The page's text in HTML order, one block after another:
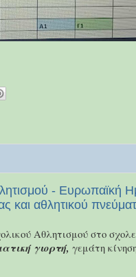
- Ευρωπαϊκή
και αθλητικού
Αθλητισμού στο
γιορτή, γεμάτη